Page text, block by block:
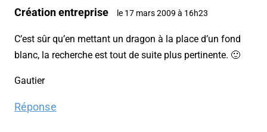
Création entreprise le 17 mars 2009 à 16h23
C’est sûr qu’en mettant un dragon à la place d’un fond
blanc, la recherche est tout de suite plus pertinente. 🙂
Gautier
Réponse